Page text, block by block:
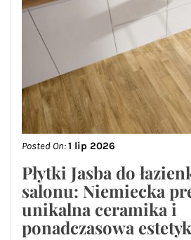
Posted On:1 lip 2026
Płytki Jasba do
salonu: Niemiecka
unikalna ceramika i
ponadczasowa